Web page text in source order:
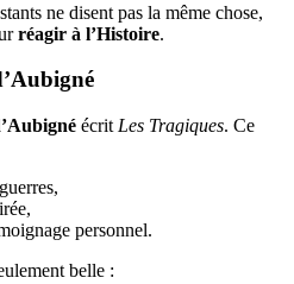
ne disent pas la même chose,
réagir à l’Histoire.
écrit Les Tragiques. Ce
personnel.
belle :